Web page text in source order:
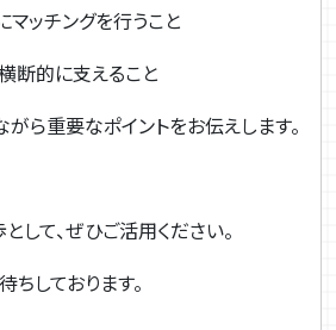
マッチングを行うこと
断的に支えること
ら重要なポイントをお伝えします。
して、ぜひご活用ください。
しております。